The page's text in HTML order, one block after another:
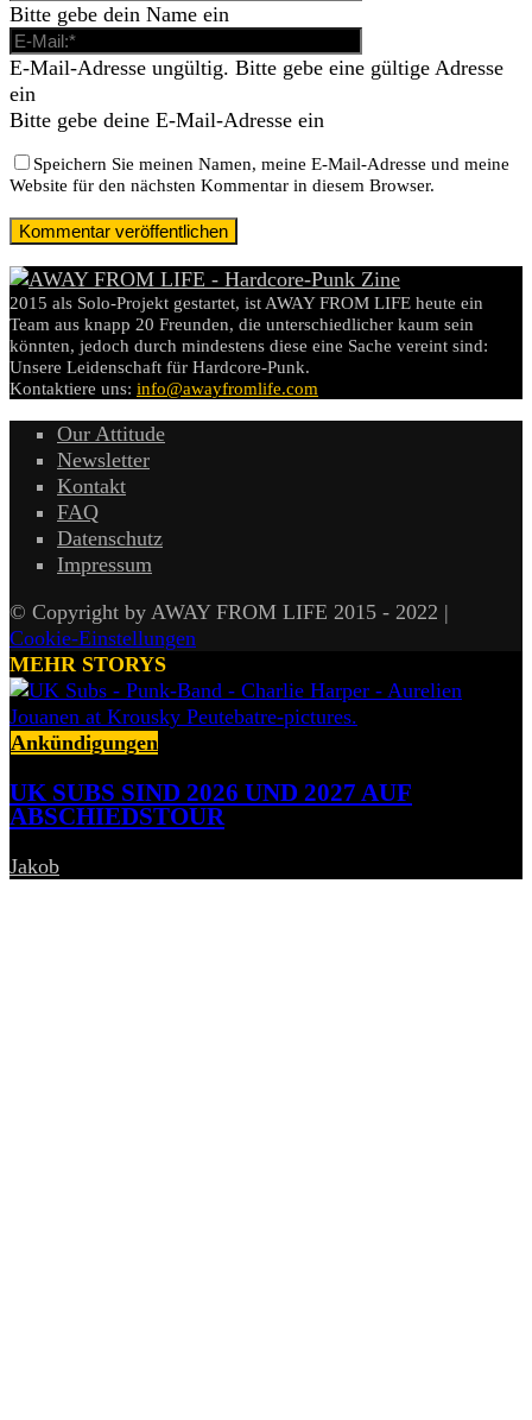
Bitte gebe dein Name ein
E-Mail-Adresse ungültig. Bitte gebe eine gültige Adresse
ein
Bitte gebe deine E-Mail-Adresse ein
Speichern Sie meinen Namen, meine E-Mail-Adresse und meine
Website für den nächsten Kommentar in diesem Browser.
2015 als Solo-Projekt gestartet, ist AWAY FROM LIFE heute ein
Team aus knapp 20 Freunden, die unterschiedlicher kaum sein
könnten, jedoch durch mindestens diese eine Sache vereint sind:
Unsere Leidenschaft für Hardcore-Punk.
Kontaktiere uns: info@awayfromlife.com
Our Attitude
Newsletter
Kontakt
FAQ
Datenschutz
Impressum
© Copyright by AWAY FROM LIFE 2015 - 2022 |
Cookie-Einstellungen
MEHR STORYS
Ankündigungen
UK SUBS SIND 2026 UND 2027 AUF
ABSCHIEDSTOUR
Jakob